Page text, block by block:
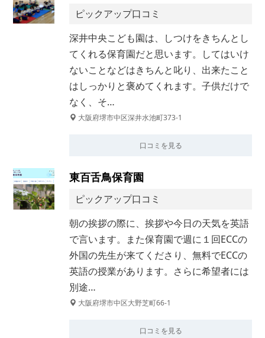
ピックアップ口コミ
深井中央こども園は、しつけをきちんとし
てくれる保育園だと思います。してはいけ
ないことなどはきちんと叱り、出来たこと
はしっかりと褒めてくれます。子供だけで
なく、そ…
大阪府堺市中区深井水池町373-1
口コミを見る
東百舌鳥保育園
ピックアップ口コミ
朝の挨拶の際に、挨拶や今日の天気を英語
で言います。また保育園で週に１回ECCの
外国の先生が来てくださり、無料でECCの
英語の授業があります。さらに希望者には
別途…
大阪府堺市中区大野芝町66-1
口コミを見る